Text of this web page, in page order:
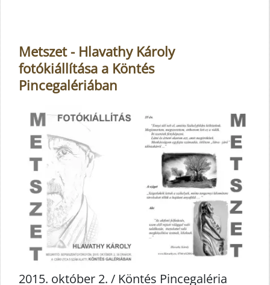
Metszet - Hlavathy Károly
fotókiállítása a Köntés
Pincegalériában
2015. október 2. / Köntés Pincegaléria